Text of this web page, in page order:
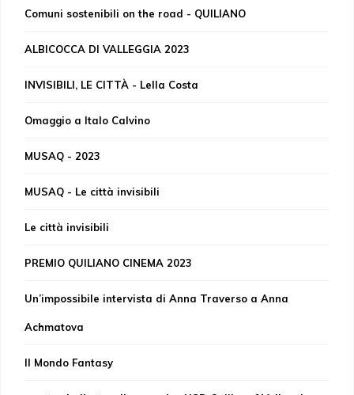
Comuni sostenibili on the road - QUILIANO
ALBICOCCA DI VALLEGGIA 2023
INVISIBILI, LE CITTÀ - Lella Costa
Omaggio a Italo Calvino
MUSAQ - 2023
MUSAQ - Le città invisibili
Le città invisibili
PREMIO QUILIANO CINEMA 2023
Un’impossibile intervista di Anna Traverso a Anna
Achmatova
Il Mondo Fantasy